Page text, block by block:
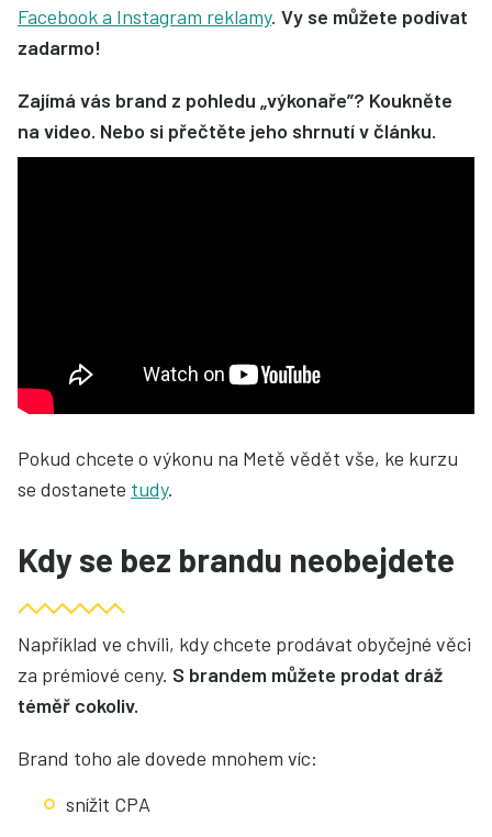
Facebook a Instagram reklamy. Vy se můžete podívat
zadarmo!
Zajímá vás brand z pohledu „výkonaře”? Koukněte
na video. Nebo si přečtěte jeho shrnutí v článku.
Pokud chcete o výkonu na Metě vědět vše, ke kurzu
se dostanete tudy.
Kdy se bez brandu neobejdete
Například ve chvíli, kdy chcete prodávat obyčejné věci
za prémiové ceny. S brandem můžete prodat dráž
téměř cokoliv.
Brand toho ale dovede mnohem víc:
snížit CPA